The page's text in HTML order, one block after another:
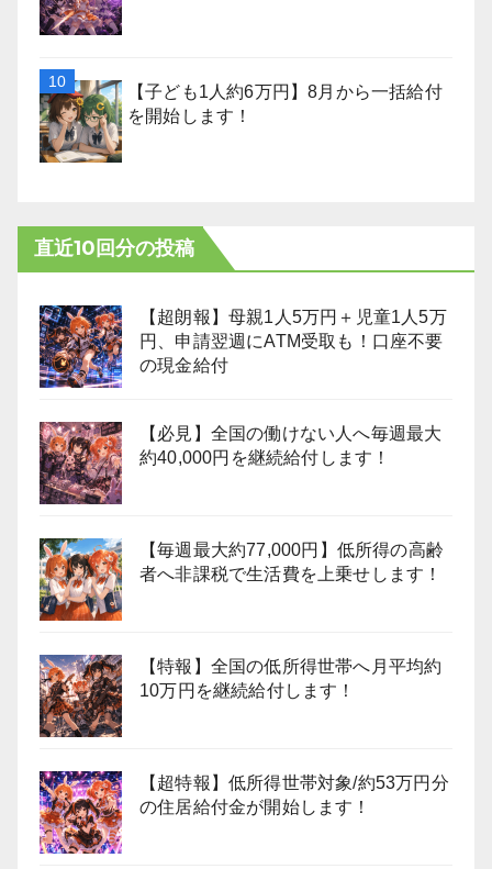
【子ども1人約6万円】8月から一括給付
を開始します！
直近10回分の投稿
【超朗報】母親1人5万円＋児童1人5万
円、申請翌週にATM受取も！口座不要
の現金給付
【必見】全国の働けない人へ毎週最大
約40,000円を継続給付します！
【毎週最大約77,000円】低所得の高齢
者へ非課税で生活費を上乗せします！
【特報】全国の低所得世帯へ月平均約
10万円を継続給付します！
【超特報】低所得世帯対象/約53万円分
の住居給付金が開始します！